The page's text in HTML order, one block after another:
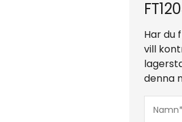
Har du
vill
denna